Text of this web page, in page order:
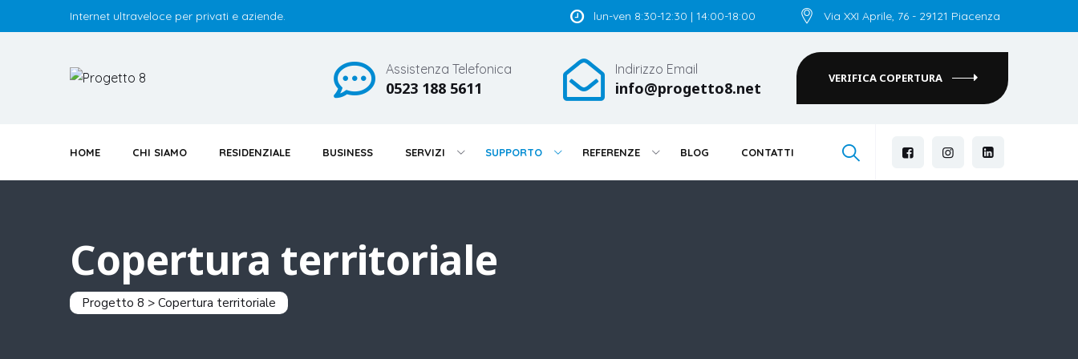
Internet ultraveloce per privati e aziende. lun-ven 8:30-12:30 | 14:00-18:00 Via XXI Aprile, 76 - 29121 Piacenza
Assistenza Telefonica
0523 188 5611
Indirizzo Email
info@progetto8.net
VERIFICA COPERTURA
HOME CHI SIAMO RESIDENZIALE BUSINESS SERVIZI SUPPORTO REFERENZE BLOG CONTATTI
Copertura territoriale
Progetto 8 > Copertura territoriale